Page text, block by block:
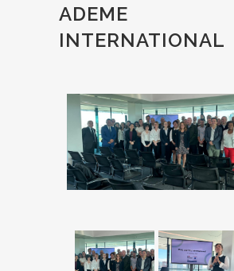
ADEME
INTERNATIONAL